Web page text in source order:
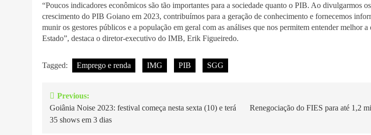
“Poucos indicadores econômicos são tão importantes para a sociedade quanto o PIB. Ao divulgarmos
crescimento do PIB Goiano em 2023, contribuímos para a geração de conhecimento e fornecemos
munir os gestores públicos e a população em geral com as análises que nos permitem entender melhor
Estado”, destaca o diretor-executivo do IMB, Erik Figueiredo.
Tagged: Emprego e renda IMG PIB SGG
Navegação
de
Previous:
Goiânia Noise 2023: festival começa nesta sexta (10) e terá
35 shows em 3 dias
Renegociação do FIES para até 1,2